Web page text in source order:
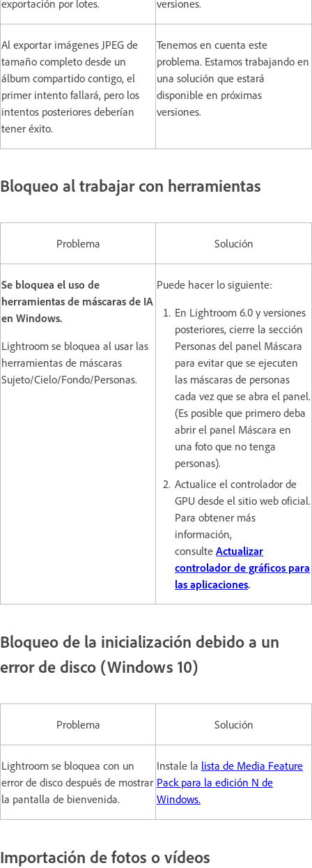
exportación por lotes.
versiones.
Al exportar imágenes JPEG de
tamaño completo desde un
álbum compartido contigo, el
primer intento fallará, pero los
intentos posteriores deberían
tener éxito.
Tenemos en cuenta este
problema. Estamos trabajando en
una solución que estará
disponible en próximas
versiones.
Bloqueo al trabajar con herramientas
Problema Solución
Se bloquea el uso de
herramientas de máscaras de IA
en Windows.
Lightroom se bloquea al usar las
herramientas de máscaras
Sujeto/Cielo/Fondo/Personas.
Puede hacer lo siguiente:
En Lightroom 6.0 y versiones
posteriores, cierre la sección
Personas del panel Máscara
para evitar que se ejecuten
las máscaras de personas
cada vez que se abra el panel.
(Es posible que primero deba
abrir el panel Máscara en
una foto que no tenga
personas).
Actualice el controlador de
GPU desde el sitio web oficial.
Para obtener más
información,
consulte Actualizar
controlador de gráficos para
las aplicaciones.
Bloqueo de la inicialización debido a un
error de disco (Windows 10)
Problema Solución
Lightroom se bloquea con un
error de disco después de mostrar
la pantalla de bienvenida.
Instale la lista de Media Feature
Pack para la edición N de
Windows.
Importación de fotos o vídeos